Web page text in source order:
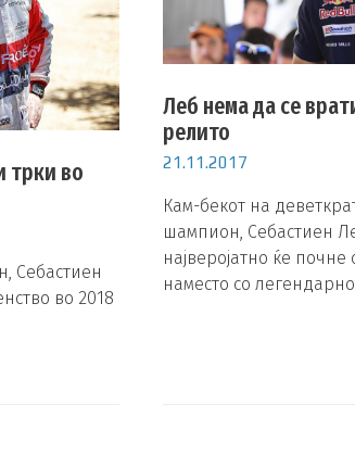
трки во
Себастиен
во 2018
Леб нема да се
релито
21.11.2017
Кам-бекот на
шампион, Себастиен
најверојатно ќе
наместо со